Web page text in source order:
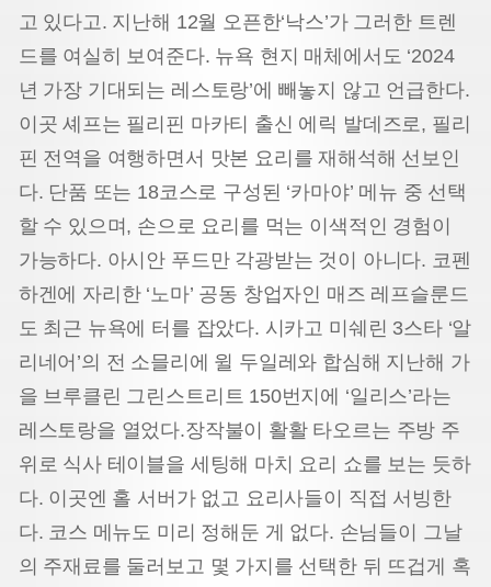
고 있다고. 지난해 12월 오픈한‘낙스’가 그러한 트렌
드를 여실히 보여준다. 뉴욕 현지 매체에서도 ‘2024
년 가장 기대되는 레스토랑’에 빼놓지 않고 언급한다.
이곳 셰프는 필리핀 마카티 출신 에릭 발데즈로, 필리
핀 전역을 여행하면서 맛본 요리를 재해석해 선보인
다. 단품 또는 18코스로 구성된 ‘카마야’ 메뉴 중 선택
할 수 있으며, 손으로 요리를 먹는 이색적인 경험이
가능하다. 아시안 푸드만 각광받는 것이 아니다. 코펜
하겐에 자리한 ‘노마’ 공동 창업자인 매즈 레프슬룬드
도 최근 뉴욕에 터를 잡았다. 시카고 미쉐린 3스타 ‘알
리네어’의 전 소믈리에 윌 두일레와 합심해 지난해 가
을 브루클린 그린스트리트 150번지에 ‘일리스’라는
레스토랑을 열었다.장작불이 활활 타오르는 주방 주
위로 식사 테이블을 세팅해 마치 요리 쇼를 보는 듯하
다. 이곳엔 홀 서버가 없고 요리사들이 직접 서빙한
다. 코스 메뉴도 미리 정해둔 게 없다. 손님들이 그날
의 주재료를 둘러보고 몇 가지를 선택한 뒤 뜨겁게 혹